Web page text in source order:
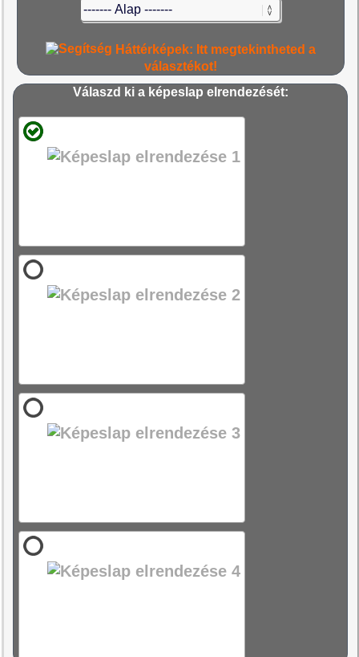
Háttérképek: Itt megtekintheted a
választékot!
Válaszd ki a képeslap elrendezését: